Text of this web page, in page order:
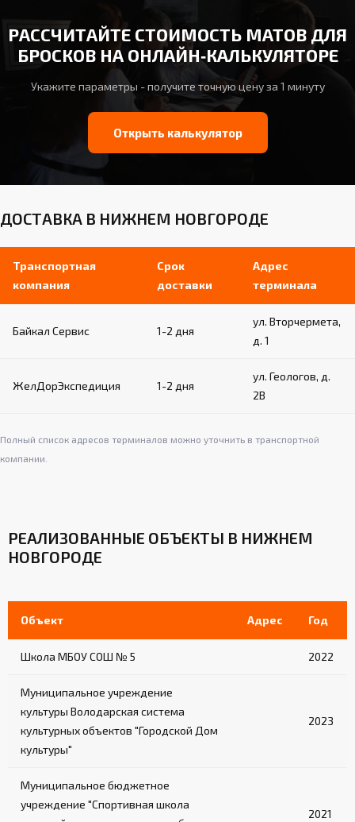
РАССЧИТАЙТЕ СТОИМОСТЬ МАТОВ ДЛЯ
БРОСКОВ НА ОНЛАЙН‑КАЛЬКУЛЯТОРЕ
Укажите параметры - получите точную цену за 1 минуту
Открыть калькулятор
ДОСТАВКА В НИЖНЕМ НОВГОРОДЕ
Транспортная
компания
Срок
доставки
Адрес
терминала
Байкал Сервис 1-2 дня
ул. Вторчермета,
д. 1
ЖелДорЭкспедиция 1-2 дня
ул. Геологов, д.
2В
Полный список адресов терминалов можно уточнить в транспортной
компании.
РЕАЛИЗОВАННЫЕ ОБЪЕКТЫ В НИЖНЕМ
НОВГОРОДЕ
Объект Адрес Год
Школа МБОУ СОШ № 5 2022
Муниципальное учреждение
культуры Володарская система
культурных объектов "Городской Дом
культуры"
2023
Муниципальное бюджетное
учреждение "Спортивная школа
2021